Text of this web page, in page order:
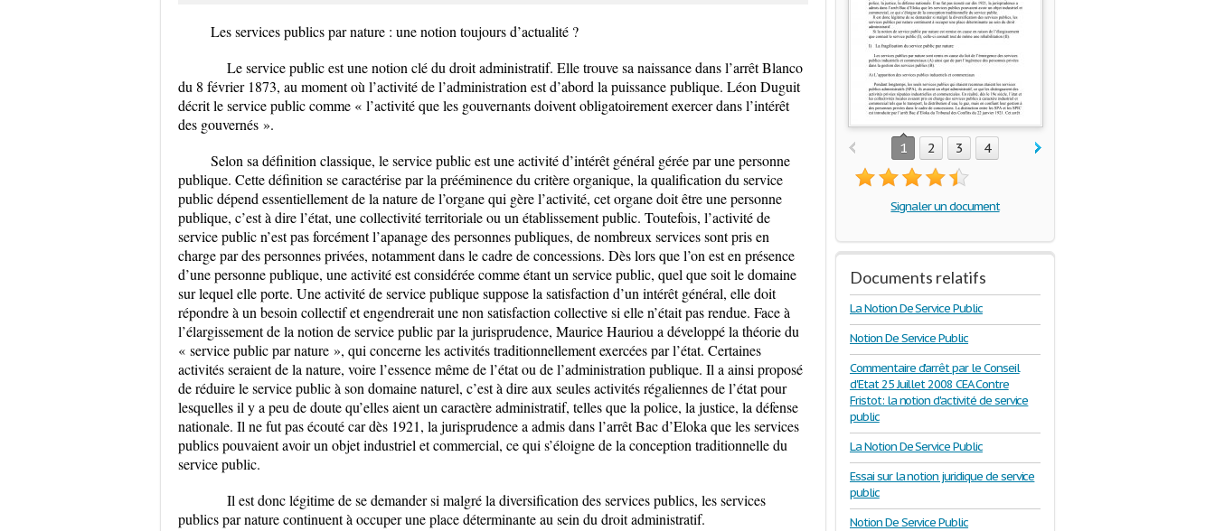
Les services publics par nature : une notion toujours d’actualité ?
Le service public est une notion clé du droit administratif. Elle trouve sa naissance dans l’arrêt Blanco
du 8 février 1873, au moment où l’activité de l’administration est d’abord la puissance publique. Léon Duguit
décrit le service public comme « l’activité que les gouvernants doivent obligatoirement exercer dans l’intérêt
des gouvernés ».
Selon sa définition classique, le service public est une activité d’intérêt général gérée par une personne
publique. Cette définition se caractérise par la prééminence du critère organique, la qualification du service
public dépend essentiellement de la nature de l’organe qui gère l’activité, cet organe doit être une personne
publique, c’est à dire l’état, une collectivité territoriale ou un établissement public. Toutefois, l’activité de
service public n’est pas forcément l’apanage des personnes publiques, de nombreux services sont pris en
charge par des personnes privées, notamment dans le cadre de concessions. Dès lors que l’on est en présence
d’une personne publique, une activité est considérée comme étant un service public, quel que soit le domaine
sur lequel elle porte. Une activité de service publique suppose la satisfaction d’un intérêt général, elle doit
répondre à un besoin collectif et engendrerait une non satisfaction collective si elle n’était pas rendue. Face à
l’élargissement de la notion de service public par la jurisprudence, Maurice Hauriou a développé la théorie du
« service public par nature », qui concerne les activités traditionnellement exercées par l’état. Certaines
activités seraient de la nature, voire l’essence même de l’état ou de l’administration publique. Il a ainsi proposé
de réduire le service public à son domaine naturel, c’est à dire aux seules activités régaliennes de l’état pour
lesquelles il y a peu de doute qu’elles aient un caractère administratif, telles que la police, la justice, la défense
nationale. Il ne fut pas écouté car dès 1921, la jurisprudence a admis dans l’arrêt Bac d’Eloka que les services
publics pouvaient avoir un objet industriel et commercial, ce qui s’éloigne de la conception traditionnelle du
service public.
Il est donc légitime de se demander si malgré la diversification des services publics, les services
publics par nature continuent à occuper une place déterminante au sein du droit administratif.
1 2 3 4
Signaler un document
Documents relatifs
La Notion De Service Public
Notion De Service Public
Commentaire d'arrêt par le Conseil
d'Etat 25 Juillet 2008 CEA Contre
Fristot: la notion d'activité de service
public
La Notion De Service Public
Essai sur la notion juridique de service
public
Notion De Service Public